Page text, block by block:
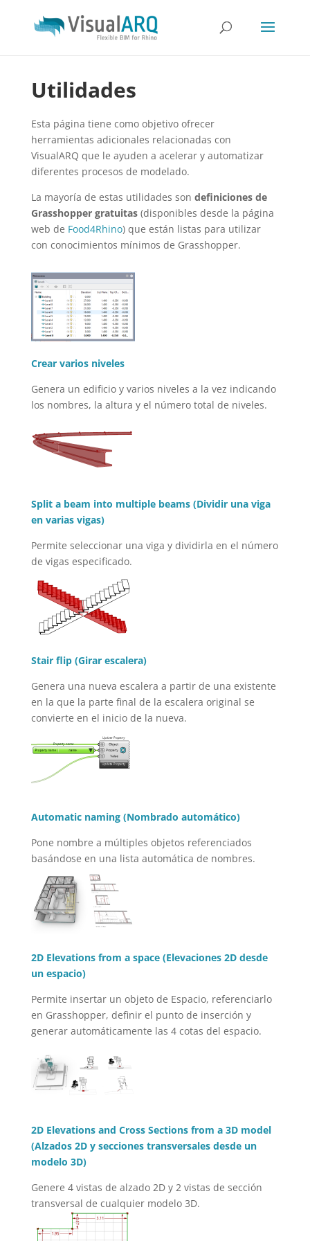
Utilidades
Esta página tiene como objetivo ofrecer
herramientas adicionales relacionadas con
VisualARQ que le ayuden a acelerar y automatizar
diferentes procesos de modelado.
La mayoría de estas utilidades son definiciones de
Grasshopper gratuitas(disponibles desde la página
web de Food4Rhino) que están listas para utilizar
con conocimientos mínimos de Grasshopper.
Crear varios niveles
Genera un edificio y varios niveles a la vez indicando
los nombres, la altura y el número total de niveles.
Split a beam into multiple beams (Dividir una viga
en varias vigas)
Permite seleccionar una viga y dividirla en el número
de vigas especificado.
Stair flip (Girar escalera)
Genera una nueva escalera a partir de una existente
en la que la parte final de la escalera original se
convierte en el inicio de la nueva.
Automatic naming (Nombrado automático)
Pone nombre a múltiples objetos referenciados
basándose en una lista automática de nombres.
2D Elevations from a space (Elevaciones 2D desde
un espacio)
Permite insertar un objeto de Espacio, referenciarlo
en Grasshopper, definir el punto de inserción y
generar automáticamente las 4 cotas del espacio.
2D Elevations and Cross Sections from a 3D model
(Alzados 2D y secciones transversales desde un
modelo 3D)
Genere 4 vistas de alzado 2D y 2 vistas de sección
transversal de cualquier modelo 3D.